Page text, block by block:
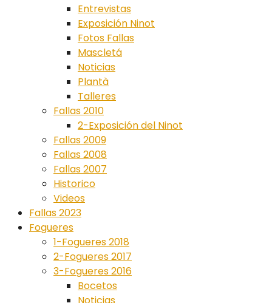
Entrevistas
Exposición Ninot
Fotos Fallas
Mascletá
Noticias
Plantà
Talleres
Fallas 2010
2-Exposición del Ninot
Fallas 2009
Fallas 2008
Fallas 2007
Historico
Videos
Fallas 2023
Fogueres
1-Fogueres 2018
2-Fogueres 2017
3-Fogueres 2016
Bocetos